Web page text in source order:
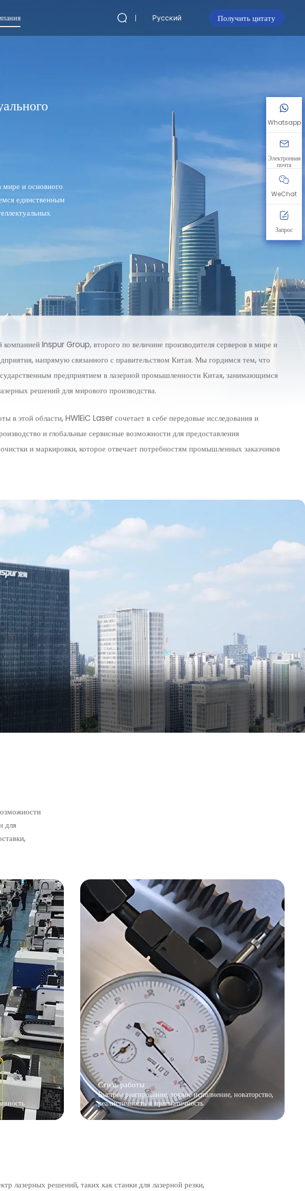
Русский Получить цитату
и основного
единственным
компанией Inspur Group, второго по величине производителя серверов в мире и
напрямую связанного с правительством Китая. Мы гордимся тем, что
предприятием в лазерной промышленности Китая, занимающимся
решений для мирового производства.
в этой области, HWlEiC Laser сочетает в себе передовые исследования и
и глобальные сервисные возможности для предоставления
и маркировки, которое отвечает потребностям промышленных заказчиков
для
Стиль работы
Быстрое реагирование, точное исполнение, новаторство,
реалистичность и прагматичность
лазерных решений, таких как станки для лазерной резки,
Whatsapp
Электронная
почта
WeChat
Запрос